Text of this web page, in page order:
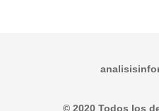
© 2020 Todos los